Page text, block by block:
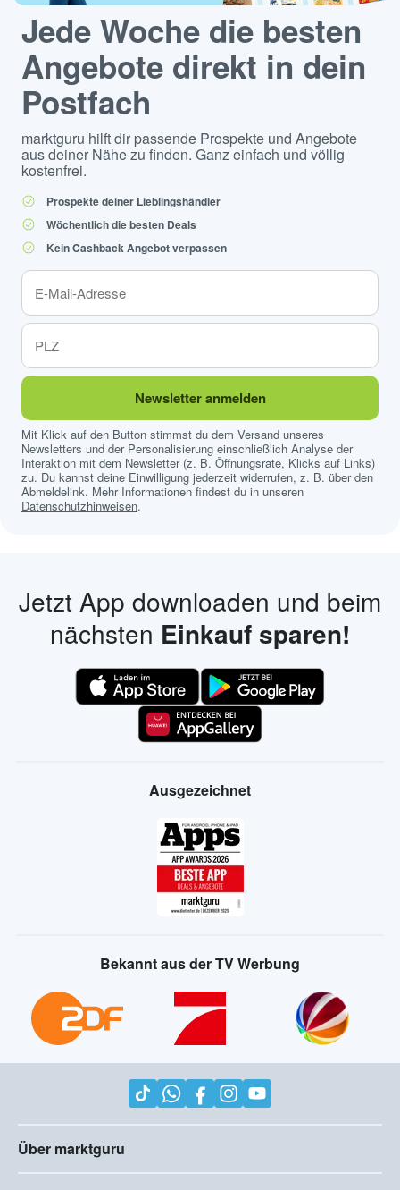
Jede Woche die besten
Angebote direkt in dein
Postfach
marktguru hilft dir passende Prospekte und Angebote
aus deiner Nähe zu finden. Ganz einfach und völlig
kostenfrei.
Prospekte deiner Lieblingshändler
Wöchentlich die besten Deals
Kein Cashback Angebot verpassen
Newsletter anmelden
Mit Klick auf den Button stimmst du dem Versand unseres
Newsletters und der Personalisierung einschließlich Analyse der
Interaktion mit dem Newsletter (z. B. Öffnungsrate, Klicks auf Links)
zu. Du kannst deine Einwilligung jederzeit widerrufen, z. B. über den
Abmeldelink. Mehr Informationen findest du in unseren
Datenschutzhinweisen.
Jetzt App downloaden und beim
nächsten Einkauf sparen!
Ausgezeichnet
Bekannt aus der TV Werbung
Über marktguru